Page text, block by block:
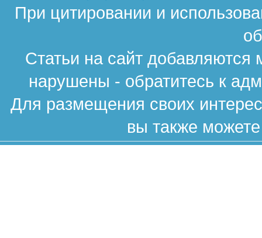
При цитировании и
Статьи на сайт
нарушены - обратитесь к
Для размещения своих
вы также